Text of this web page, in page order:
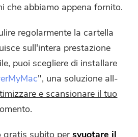
che abbiamo appena fornito.
regolarmente la cartella
sull'intera prestazione
puoi scegliere di installare
Mac", una soluzione all-
e scansionare il tuo